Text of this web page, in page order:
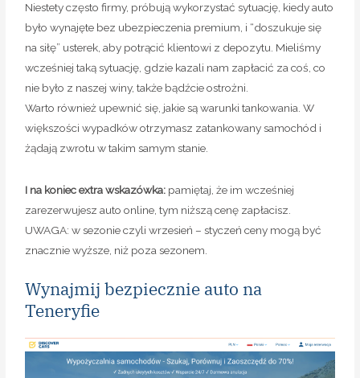
żądają zwrotu w takim samym stanie.
I na koniec extra wskazówka: pamiętaj, że im wcześniej
zarezerwujesz auto online, tym niższą cenę zapłacisz.
UWAGA: w sezonie czyli wrzesień – styczeń ceny mogą być
znacznie wyższe, niż poza sezonem.
Wynajmij bezpiecznie auto na